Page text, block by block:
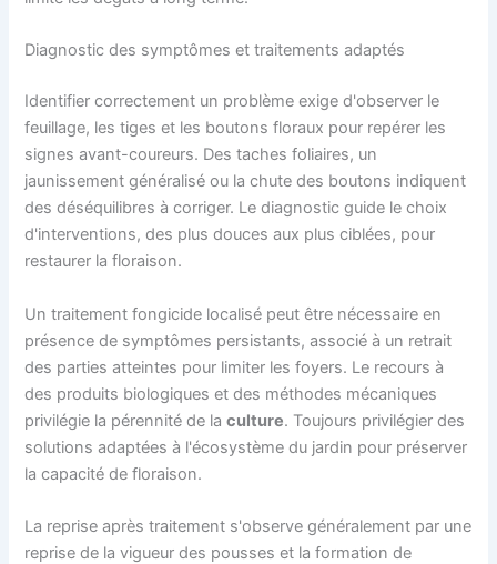
Diagnostic des symptômes et traitements adaptés
Identifier correctement un problème exige d'observer le
feuillage, les tiges et les boutons floraux pour repérer les
signes avant-coureurs. Des taches foliaires, un
jaunissement généralisé ou la chute des boutons indiquent
des déséquilibres à corriger. Le diagnostic guide le choix
d'interventions, des plus douces aux plus ciblées, pour
restaurer la floraison.
Un traitement fongicide localisé peut être nécessaire en
présence de symptômes persistants, associé à un retrait
des parties atteintes pour limiter les foyers. Le recours à
des produits biologiques et des méthodes mécaniques
privilégie la pérennité de laculture. Toujours privilégier des
solutions adaptées à l'écosystème du jardin pour préserver
la capacité de floraison.
La reprise après traitement s'observe généralement par une
reprise de la vigueur des pousses et la formation de